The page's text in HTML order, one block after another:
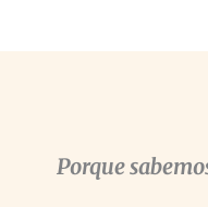
Porque